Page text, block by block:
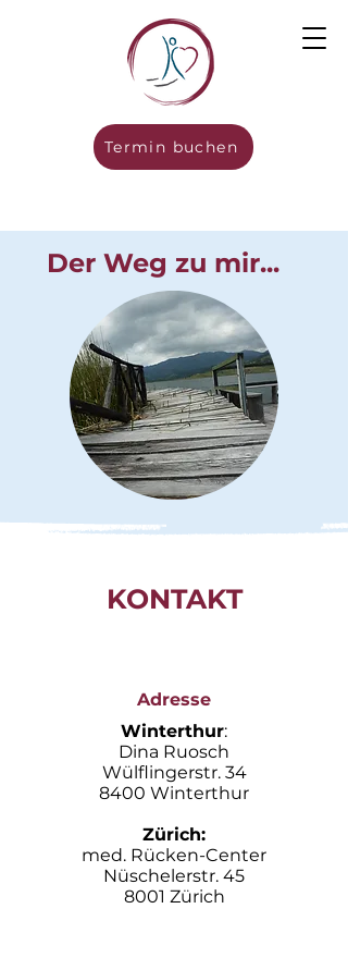
Termin buchen
Der Weg zu mir...
KONTAKT
Adresse
Winterthur:
Dina Ruosch
Wülflingerstr. 34
8400 Winterthur
Zürich:
med. Rücken-Center
Nüschelerstr. 45
8001 Zürich